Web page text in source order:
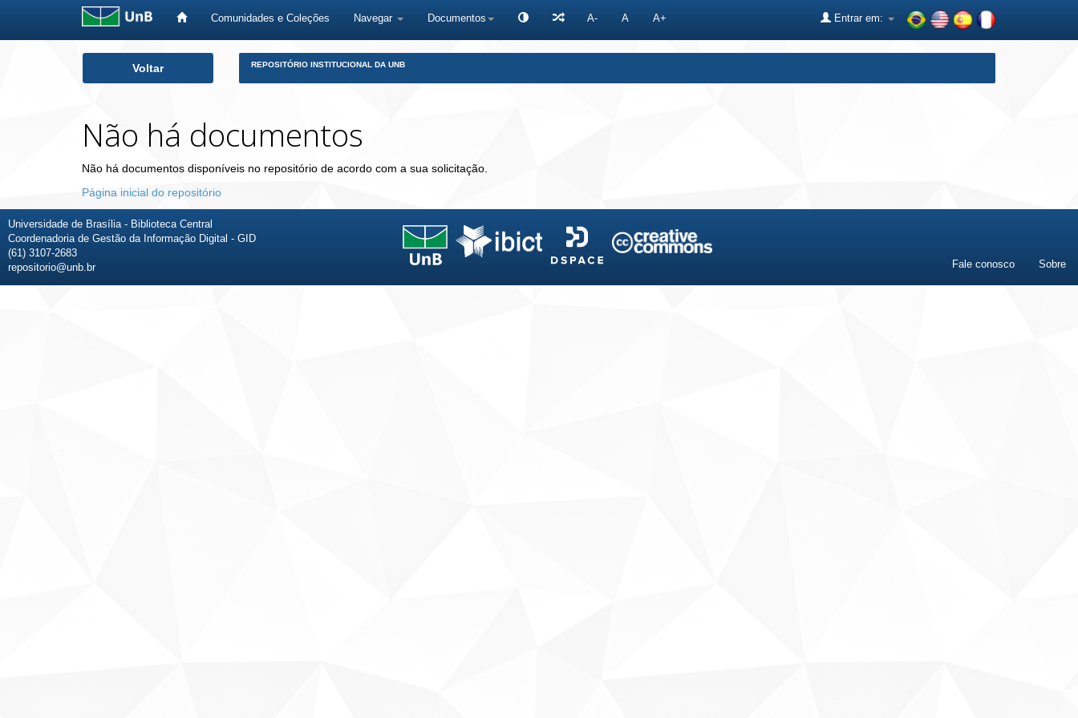
Comunidades e Coleções Navegar Documentos A- A A+ Entrar em:
Voltar REPOSITÓRIO INSTITUCIONAL DA UNB
Não há documentos
Não há documentos disponíveis no repositório de acordo com a sua solicitação.
Página inicial do repositório
Universidade de Brasília - Biblioteca Central
Coordenadoria de Gestão da Informação Digital - GID
(61) 3107-2683
repositorio@unb.br
Fale conosco Sobre